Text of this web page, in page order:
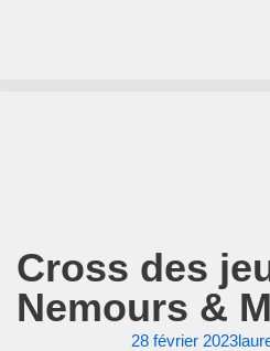
Cross des
Nemours &
28 février 2023